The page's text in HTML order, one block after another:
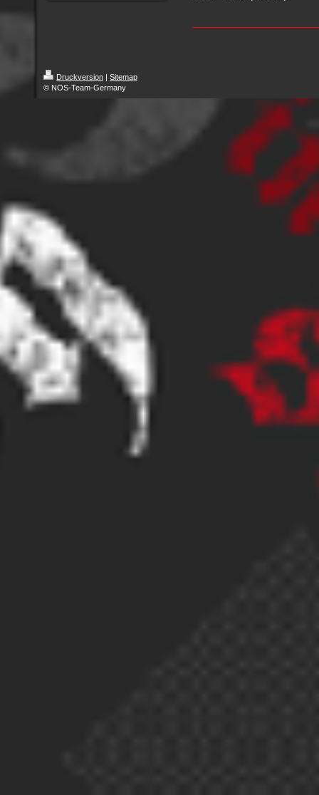
Druckversion | Sitemap
© NOS-Team-Germany